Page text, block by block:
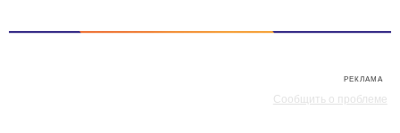
РЕКЛАМА
Сообщить о проблеме